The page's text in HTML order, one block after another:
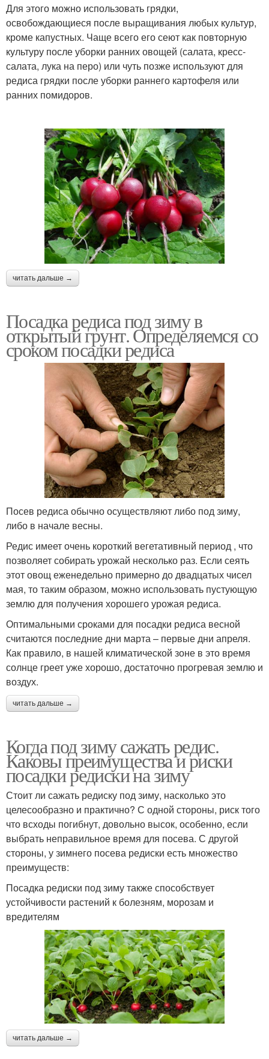
Для этого можно использовать грядки,
освобождающиеся после выращивания любых культур,
кроме капустных. Чаще всего его сеют как повторную
культуру после уборки ранних овощей (салата, кресс-
салата, лука на перо) или чуть позже используют для
редиса грядки после уборки раннего картофеля или
ранних помидоров.
читать дальше →
Посадка редиса под зиму в
открытый грунт. Определяемся со
сроком посадки редиса
Посев редиса обычно осуществляют либо под зиму,
либо в начале весны.
Редис имеет очень короткий вегетативный период , что
позволяет собирать урожай несколько раз. Если сеять
этот овощ еженедельно примерно до двадцатых чисел
мая, то таким образом, можно использовать пустующую
землю для получения хорошего урожая редиса.
Оптимальными сроками для посадки редиса весной
считаются последние дни марта – первые дни апреля.
Как правило, в нашей климатической зоне в это время
солнце греет уже хорошо, достаточно прогревая землю и
воздух.
читать дальше →
Когда под зиму сажать редис.
Каковы преимущества и риски
посадки редиски на зиму
Стоит ли сажать редиску под зиму, насколько это
целесообразно и практично? С одной стороны, риск того
что всходы погибнут, довольно высок, особенно, если
выбрать неправильное время для посева. С другой
стороны, у зимнего посева редиски есть множество
преимуществ:
Посадка редиски под зиму также способствует
устойчивости растений к болезням, морозам и
вредителям
читать дальше →